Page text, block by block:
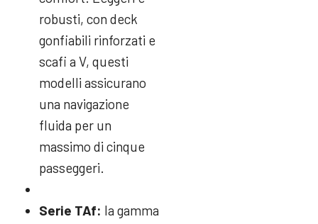
robusti, con deck
gonfiabili rinforzati e
scafi a V, questi
modelli assicurano
una navigazione
fluida per un
massimo di cinque
passeggeri.
Serie TAf: la gamma